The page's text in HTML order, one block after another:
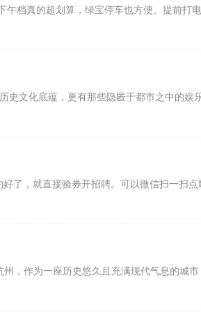
真的超划算，绿宝停车也方便。提前打电
文化底蕴，更有那些隐匿于都市之中的娱
，就直接验券开招聘。可以微信扫一扫点
作为一座历史悠久且充满现代气息的城市